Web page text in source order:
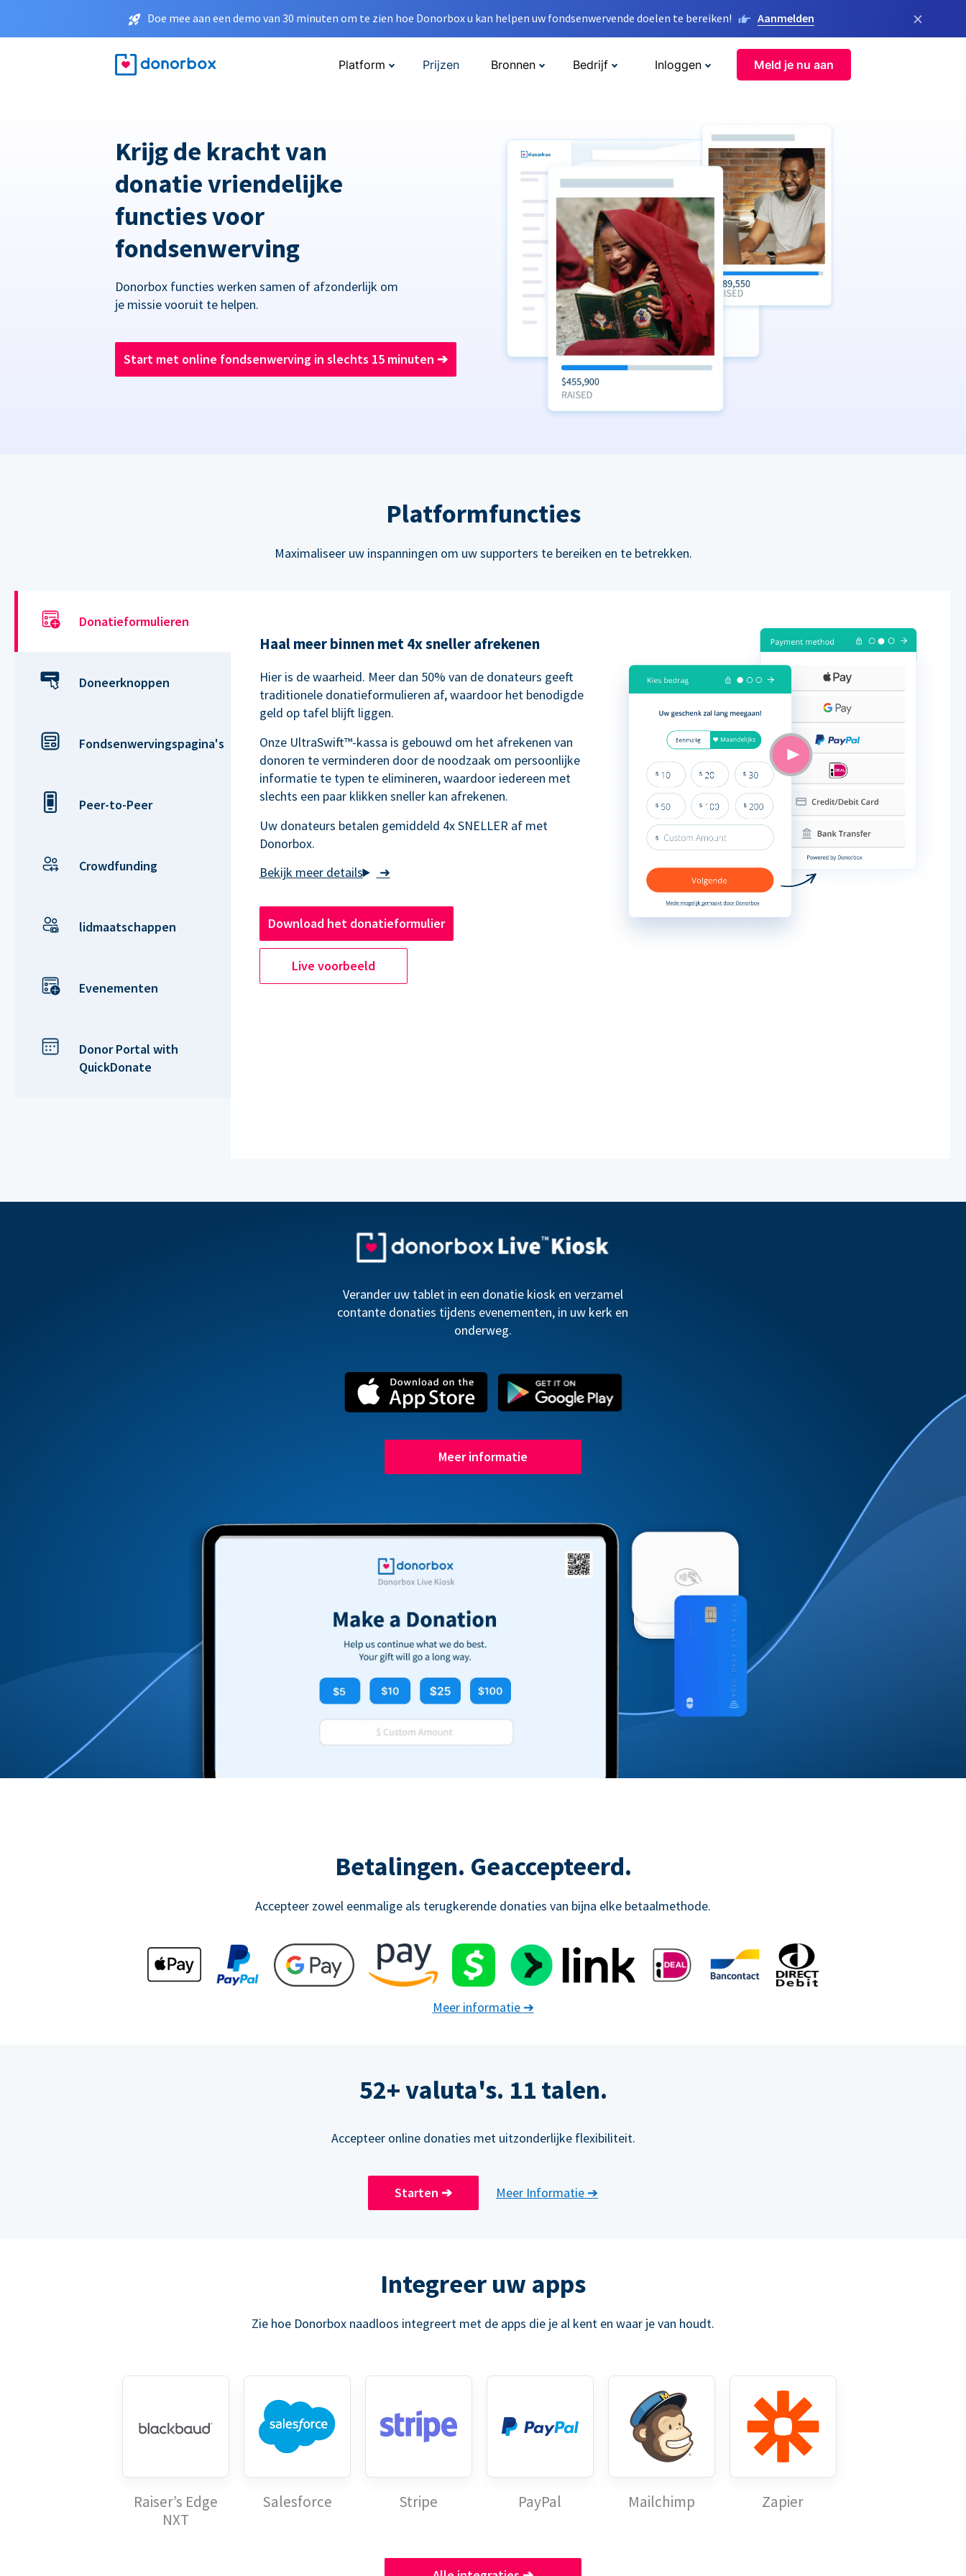
Doe mee aan een demo van 30 minuten om te zien hoe Donorbox u kan helpen uw fondsenwervende doelen te bereiken! Aanmelden ×
Platform Prijzen Bronnen Bedrijf Inloggen Meld je nu aan
Krijg de kracht van
donatie vriendelijke
functies voor
fondsenwerving
Donorbox functies werken samen of afzonderlijk om
je missie vooruit te helpen.
Start met online fondsenwerving in slechts 15 minuten ➔
Platformfuncties
Maximaliseer uw inspanningen om uw supporters te bereiken en te betrekken.
Donatieformulieren
Doneerknoppen
Fondsenwervingspagina's
Peer-to-Peer
Crowdfunding
lidmaatschappen
Evenementen
Donor Portal with
QuickDonate
Haal meer binnen met 4x sneller afrekenen
➜
Hier is de waarheid. Meer dan 50% van de donateurs geeft
traditionele donatieformulieren af, waardoor het benodigde
geld op tafel blijft liggen.
Onze UltraSwift™-kassa is gebouwd om het afrekenen van
donoren te verminderen door de noodzaak om persoonlijke
informatie te typen te elimineren, waardoor iedereen met
slechts een paar klikken sneller kan afrekenen.
Uw donateurs betalen gemiddeld 4x SNELLER af met
Donorbox.
Download het donatieformulier
Live voorbeeld
Verander uw tablet in een donatie kiosk en verzamel
contante donaties tijdens evenementen, in uw kerk en
onderweg.
Meer informatie
Betalingen. Geaccepteerd.
Accepteer zowel eenmalige als terugkerende donaties van bijna elke betaalmethode.
Meer informatie ➔
52+ valuta's. 11 talen.
Accepteer online donaties met uitzonderlijke flexibiliteit.
Starten ➔ Meer Informatie ➔
Integreer uw apps
Zie hoe Donorbox naadloos integreert met de apps die je al kent en waar je van houdt.
Raiser’s Edge
NXT
Salesforce Stripe PayPal Mailchimp Zapier